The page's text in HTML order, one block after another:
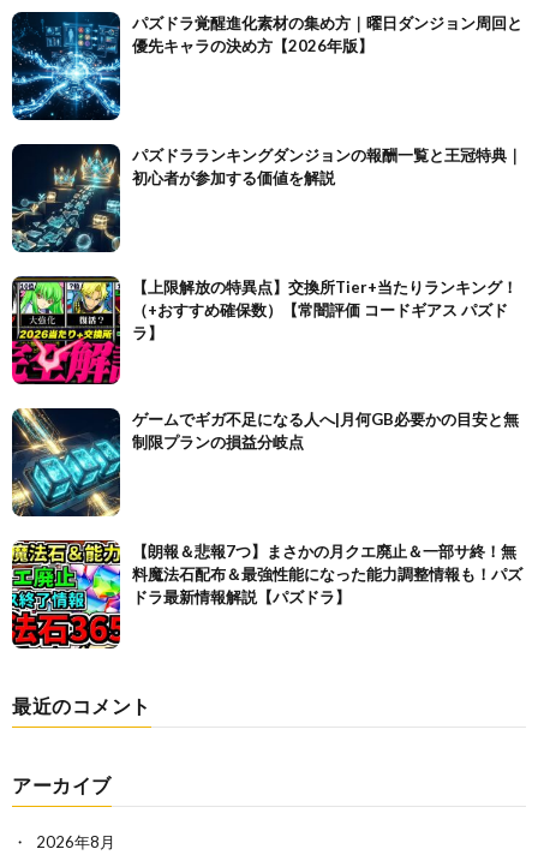
パズドラ覚醒進化素材の集め方｜曜日ダンジョン周回と
優先キャラの決め方【2026年版】
パズドラランキングダンジョンの報酬一覧と王冠特典｜
初心者が参加する価値を解説
【上限解放の特異点】交換所Tier+当たりランキング！
（+おすすめ確保数）【常闇評価 コードギアス パズド
ラ】
ゲームでギガ不足になる人へ|月何GB必要かの目安と無
制限プランの損益分岐点
【朗報＆悲報7つ】まさかの月クエ廃止＆一部サ終！無
料魔法石配布＆最強性能になった能力調整情報も！パズ
ドラ最新情報解説【パズドラ】
最近のコメント
アーカイブ
2026年8月